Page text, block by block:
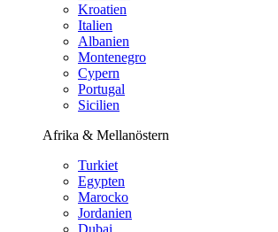
Kroatien
Italien
Albanien
Montenegro
Cypern
Portugal
Sicilien
Afrika & Mellanöstern
Turkiet
Egypten
Marocko
Jordanien
Dubai